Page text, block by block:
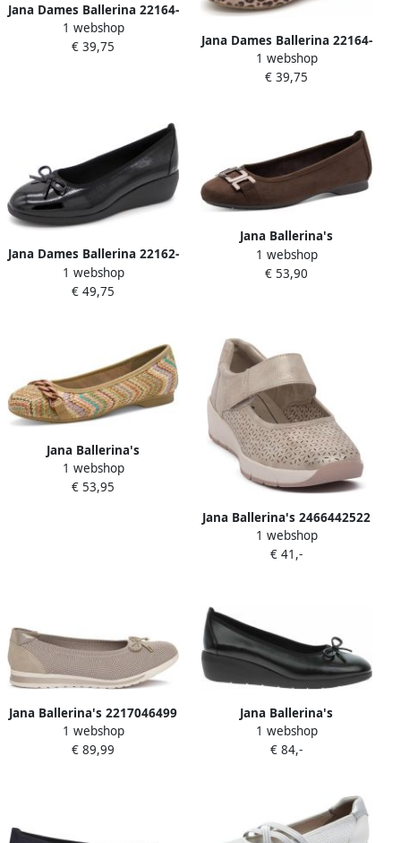
Jana Dames Ballerina 22164-
802 Jeansblauw Wijdte H
1 webshop
€ 39,75
Jana Dames Ballerina 22164-
903 Beige Print Wijdte H
1 webshop
€ 39,75
Jana Dames Ballerina 22162-
018 Zwart Lak Wijdte H
1 webshop
€ 49,75
Jana Ballerina's
1 webshop
€ 53,90
Jana Ballerina's
1 webshop
€ 53,95
Jana Ballerina's 2466442522
1 webshop
€ 41,-
Jana Ballerina's 2217046499
1 webshop
€ 89,99
Jana Ballerina's
82216243001
1 webshop
€ 84,-